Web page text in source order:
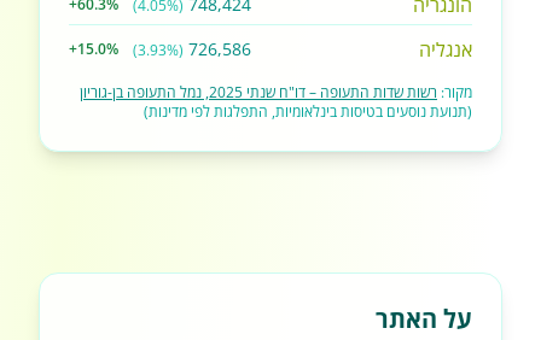
(4.05%)
+60.3%
אנגליה 726,586
(3.93%)
+15.0%
מקור: רשות שדות התעופה – דו"ח שנתי 2025, נמל התעופה בן-גוריון
(תנועת נוסעים בטיסות בינלאומיות, התפלגות לפי מדינות)
על האתר